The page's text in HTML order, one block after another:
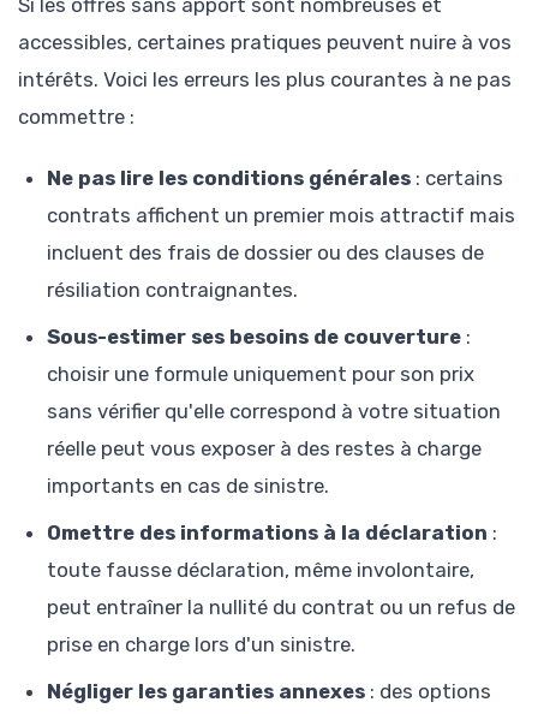
Si les offres sans apport sont nombreuses et
accessibles, certaines pratiques peuvent nuire à vos
intérêts. Voici les erreurs les plus courantes à ne pas
commettre :
Ne pas lire les conditions générales : certains
contrats affichent un premier mois attractif mais
incluent des frais de dossier ou des clauses de
résiliation contraignantes.
Sous-estimer ses besoins de couverture :
choisir une formule uniquement pour son prix
sans vérifier qu'elle correspond à votre situation
réelle peut vous exposer à des restes à charge
importants en cas de sinistre.
Omettre des informations à la déclaration :
toute fausse déclaration, même involontaire,
peut entraîner la nullité du contrat ou un refus de
prise en charge lors d'un sinistre.
Négliger les garanties annexes : des options